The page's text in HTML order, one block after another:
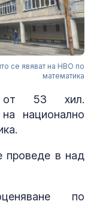
се явяват на НВО по
математика
53 хил.
национално
проведе в над
по